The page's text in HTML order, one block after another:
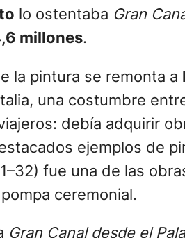
lo ostentaba Gran
millones.
la pintura se remonta a
una costumbre
debía adquirir
ejemplos de
fue una de las
ceremonial.
Gran Canal desde el